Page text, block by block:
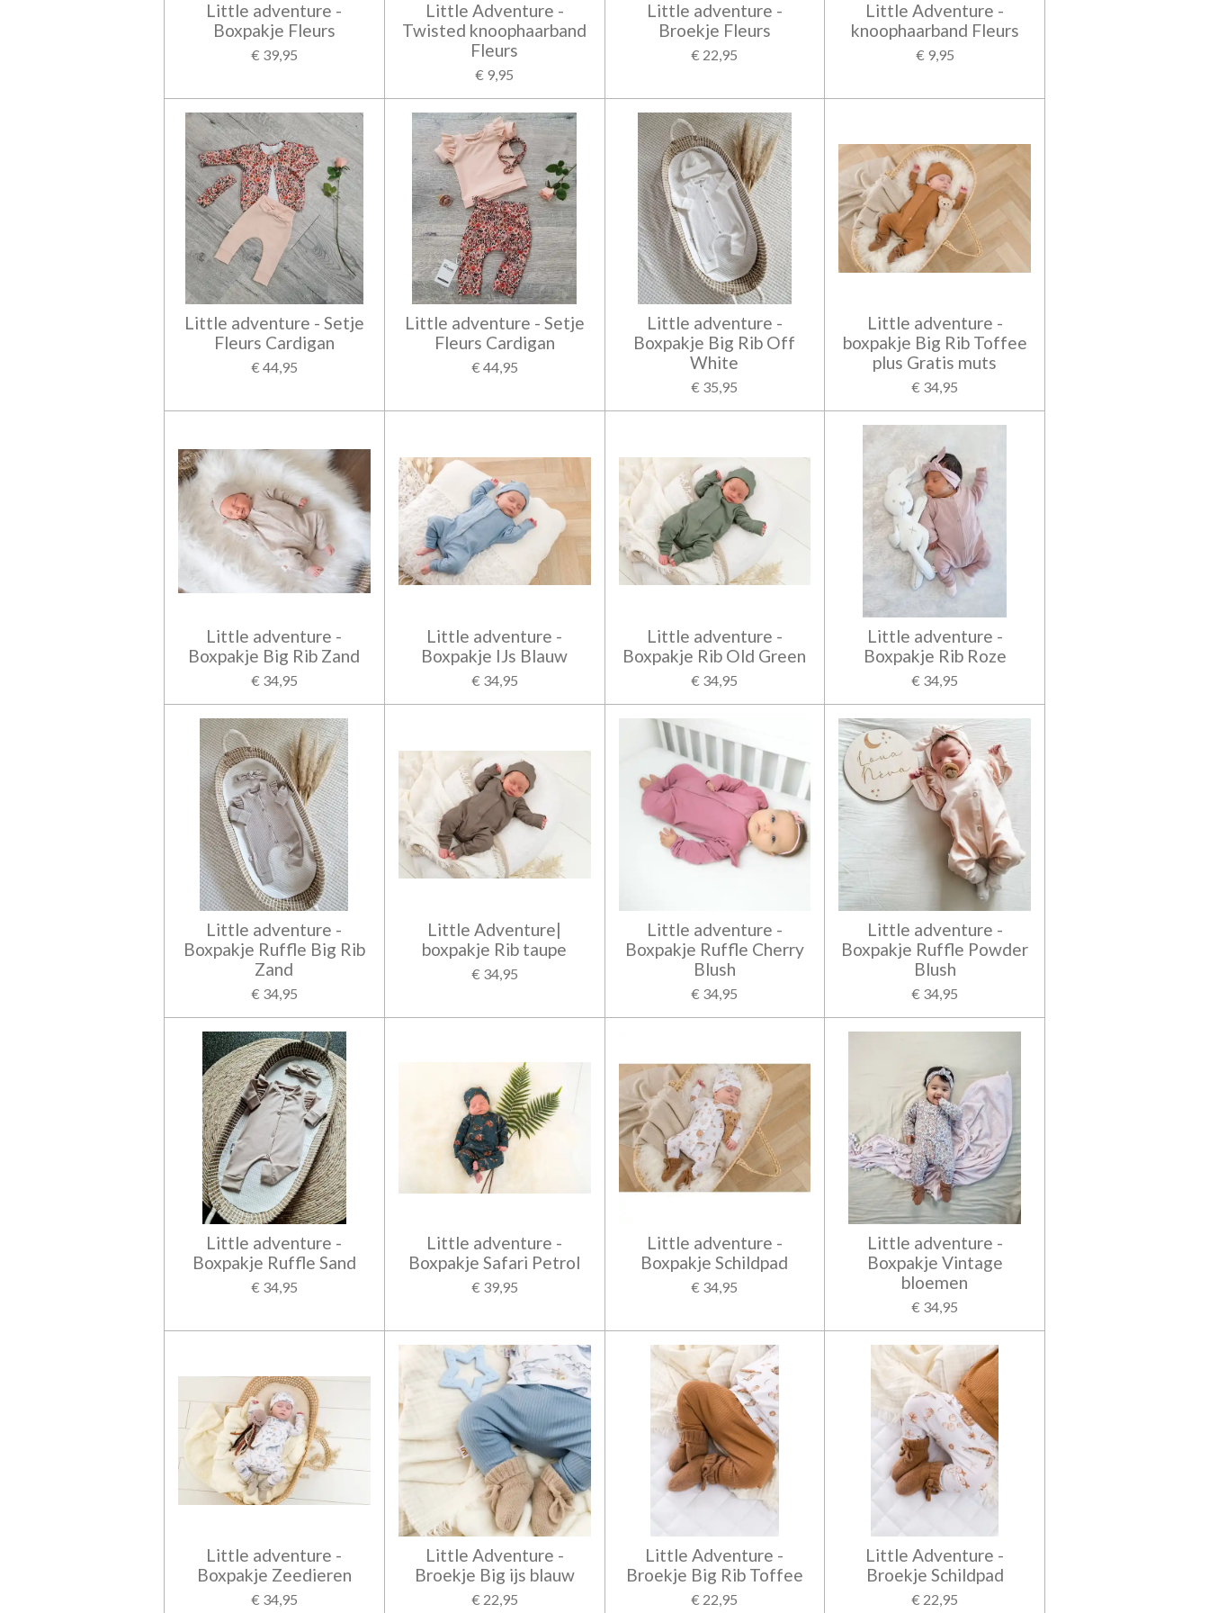
Little adventure -
Boxpakje Fleurs
€ 39,95
Little Adventure -
Twisted knoophaarband
Fleurs
€ 9,95
Little adventure -
Broekje Fleurs
€ 22,95
Little Adventure -
knoophaarband Fleurs
€ 9,95
Little adventure - Setje
Fleurs Cardigan
€ 44,95
Little adventure - Setje
Fleurs Cardigan
€ 44,95
Little adventure -
Boxpakje Big Rib Off
White
€ 35,95
Little adventure -
boxpakje Big Rib Toffee
plus Gratis muts
€ 34,95
Little adventure -
Boxpakje Big Rib Zand
€ 34,95
Little adventure -
Boxpakje IJs Blauw
€ 34,95
Little adventure -
Boxpakje Rib Old Green
€ 34,95
Little adventure -
Boxpakje Rib Roze
€ 34,95
Little adventure -
Boxpakje Ruffle Big Rib
Zand
€ 34,95
Little Adventure|
boxpakje Rib taupe
€ 34,95
Little adventure -
Boxpakje Ruffle Cherry
Blush
€ 34,95
Little adventure -
Boxpakje Ruffle Powder
Blush
€ 34,95
Little adventure -
Boxpakje Ruffle Sand
€ 34,95
Little adventure -
Boxpakje Safari Petrol
€ 39,95
Little adventure -
Boxpakje Schildpad
€ 34,95
Little adventure -
Boxpakje Vintage
bloemen
€ 34,95
Little adventure -
Boxpakje Zeedieren
€ 34,95
Little Adventure -
Broekje Big ijs blauw
€ 22,95
Little Adventure -
Broekje Big Rib Toffee
€ 22,95
Little Adventure -
Broekje Schildpad
€ 22,95